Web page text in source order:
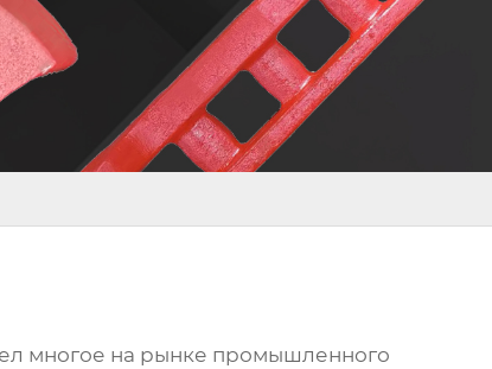
многое на рынке промышленного